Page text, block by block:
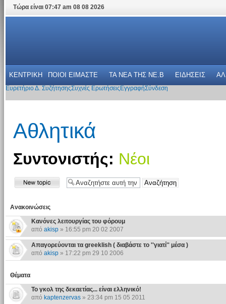
Τώρα είναι 07:47 am 08 08 2026
ΚΕΝΤΡΙΚΗ ΠΟΙΟΙ ΕΙΜΑΣΤΕ ΤΑ ΝΕΑ THΣ NE.B ΕΙΔΗΣΕΙΣ
Ευρετήριο Δ. ΣυζήτησηςΣυχνές Ερωτήσεις ΕγγραφήΣύνδεση
Αθλητικά
Συντονιστής: Νέοι
Ανακοινώσεις
Κανόνες λειτουργίας του φόρουμ
από akisp» 16:55 pm 20 02 2007
Απαγορεύονται τα greeklish ( διαβάστε το ''γιατί'' μέσα )
από akisp» 17:22 pm 29 10 2006
Θέματα
Το γκολ της δεκαετίας... είναι ελληνικό!
από kaptenzervas» 23:34 pm 15 05 2011